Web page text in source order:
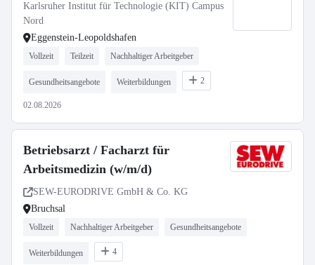
Karlsruher Institut für Technologie (KIT) Campus
Nord
Eggenstein-Leopoldshafen
Vollzeit Teilzeit Nachhaltiger Arbeitgeber
Gesundheitsangebote Weiterbildungen 2
02.08.2026
Betriebsarzt / Facharzt für
Arbeitsmedizin (w/m/d)
SEW-EURODRIVE GmbH & Co. KG
Bruchsal
Vollzeit Nachhaltiger Arbeitgeber Gesundheitsangebote
Weiterbildungen 4